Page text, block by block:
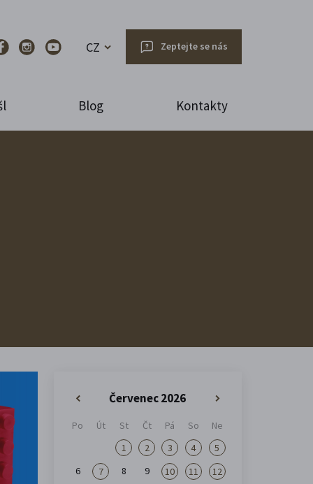
CZ Zeptejte se nás
Blog Kontakty
Červenec 2026
»
Po Út St Čt Pá So
Ne
1
2 3 4
5
6
7 8 9 10 11
12